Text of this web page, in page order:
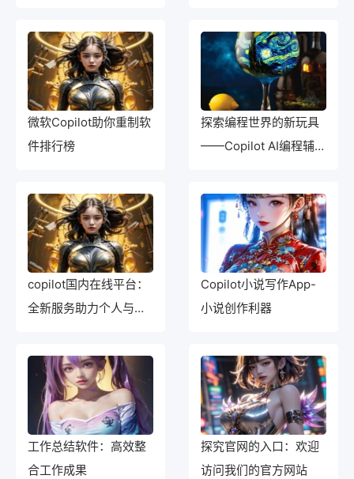
告》
微软Copilot助你重制软
件排行榜
探索编程世界的新玩具
——Copilot AI编程辅助
copilot国内在线平台：
全新服务助力个人与企
Copilot小说写作App-
小说创作利器
工作总结软件：高效整
合工作成果
探究官网的入口：欢迎
访问我们的官方网站